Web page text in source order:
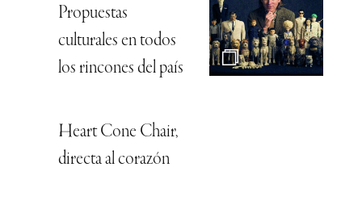
Propuestas
culturales en todos
los rincones del país
Heart Cone Chair,
directa al corazón